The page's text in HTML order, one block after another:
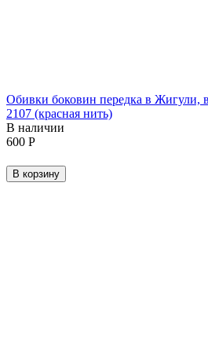
Обивки боковин передка в Жигули,
2107 (красная нить)
В наличии
‍600‍ Р
В корзину